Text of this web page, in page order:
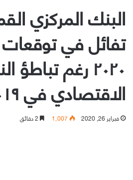
البنك المركزي
تفائل في توقعات
٢٠٢٠ رغم
الاقتصادي في ٢٠١٩
فبراير 26, 2020 1٬007